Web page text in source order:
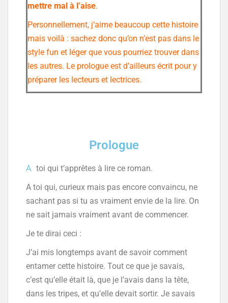
mettre mal à l’aise.
Personnellement, j’aime beaucoup cette histoire
mais voilà : sachez donc qu’on n’est pas dans le
style fun et léger que vous pourriez trouver dans
les autres. Le prologue est d’ailleurs écrit pour y
préparer les lecteurs et lectrices.
Prologue
A toi qui t’apprêtes à lire ce roman.
A toi qui, curieux mais pas encore convaincu, ne
sachant pas si tu as vraiment envie de la lire. On
ne sait jamais vraiment avant de commencer.
Je te dirai ceci :
J’ai mis longtemps avant de savoir comment
entamer cette histoire. Tout ce que je savais,
c’est qu’elle était là, que je l’avais dans la tête,
dans les tripes, et qu’elle devait sortir. Je savais